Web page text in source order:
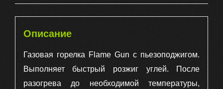
1
цвет
серо-
оранжевая
Описание
Газовая горелка Flame Gun с пьезоподжигом.
Выполняет быстрый розжиг углей. После
разогрева до необходимой температуры,